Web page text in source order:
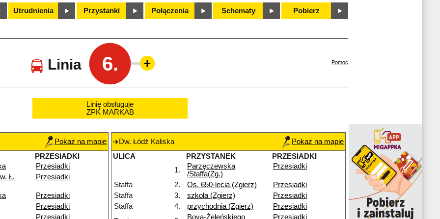
Utrudnienia Przystanki Połączenia Schematy Pobierz
Linia 6. Pomoc
Linię obsługuje
ZPK MARKAB
Pokaż na mapie
PRZESIADKI
Przesiadki
Ł.
Przesiadki
Przesiadki
Przesiadki
Przesiadki
Dw. Łódź Kaliska
Pokaż na mapie
ULICA
PRZYSTANEK
PRZESIADKI
1.
Parzęczewska
/Staffa(Zg.)
Przesiadki
Staffa 2. Os. 650-lecia (Zgierz)
Przesiadki
Staffa
3. szkoła (Zgierz)
Przesiadki
Staffa
4. przychodnia (Zgierz)
Przesiadki
Boya-Żeleńskiego
Przesiadki